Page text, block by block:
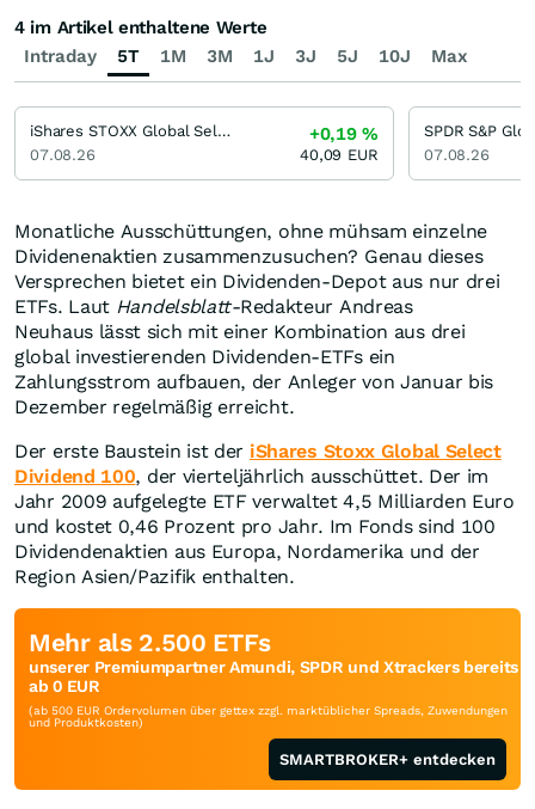
Monatliche Ausschüttungen, ohne mühsam einzelne
Dividenenaktien zusammenzusuchen? Genau dieses
Versprechen bietet ein Dividenden-Depot aus nur drei
ETFs. Laut Handelsblatt-Redakteur Andreas
Neuhaus lässt sich mit einer Kombination aus drei
global investierenden Dividenden-ETFs ein
Zahlungsstrom aufbauen, der Anleger von Januar bis
Dezember regelmäßig erreicht.
Der erste Baustein ist der iShares Stoxx Global Select
Dividend 100, der vierteljährlich ausschüttet. Der im
Jahr 2009 aufgelegte ETF verwaltet 4,5 Milliarden Euro
und kostet 0,46 Prozent pro Jahr. Im Fonds sind 100
Dividendenaktien aus Europa, Nordamerika und der
Region Asien/Pazifik enthalten.
Mehr als 2.500 ETFs
unserer Premiumpartner Amundi, SPDR und Xtrackers bereits
ab 0 EUR
(ab 500 EUR Ordervolumen über gettex zzgl. marktüblicher Spreads, Zuwendungen
und Produktkosten)
SMARTBROKER+ entdecken
Intraday 5T 1M 3M 1J 3J 5J 10J Max
4 im Artikel enthaltene Werte
iShares STOXX Global Select Dividend 100 UCITS ETF (DE)
07.08.26
+0,19%
40,09 EUR 07.08.26